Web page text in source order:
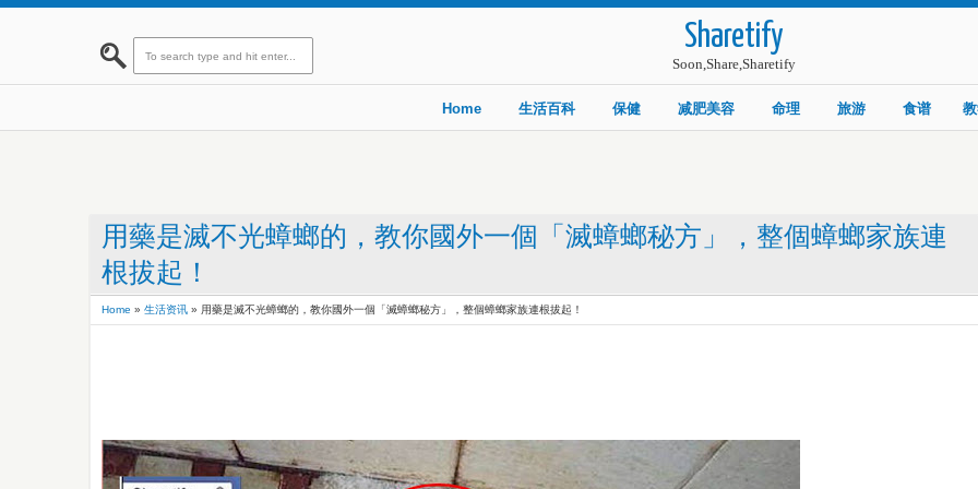
Sharetify
Soon,Share,Sharetify
Home 生活百科 保健 减肥美容 命理 旅游 食谱
用藥是滅不光蟑螂的，教你國外一個「滅蟑螂秘方」，整個蟑螂家族連
根拔起！
Home » 生活资讯 » 用藥是滅不光蟑螂的，教你國外一個「滅蟑螂秘方」，整個蟑螂家族連根拔起！